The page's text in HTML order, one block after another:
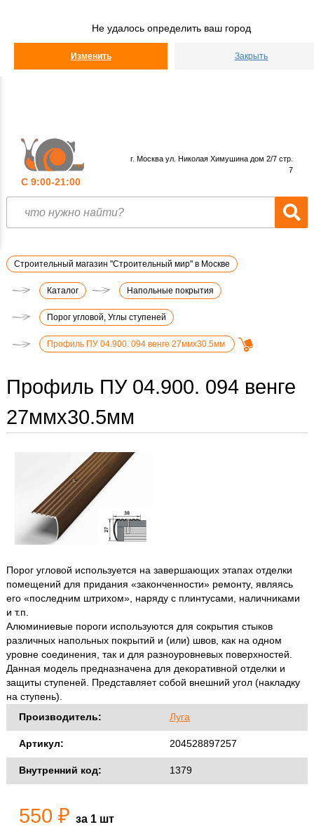
Не удалось определить ваш город
Изменить Закрыть
С 9:00-21:00
г. Москва ул. Николая Химушина дом 2/7 стр.
7
Строительный магазин "Строительный мир" в Москве
Каталог Напольные покрытия
Порог угловой, Углы ступеней
Профиль ПУ 04.900. 094 венге 27ммх30.5мм
Профиль ПУ 04.900. 094 венге
27ммх30.5мм
Порог угловой используется на завершающих этапах отделки
помещений для придания «законченности» ремонту, являясь
его «последним штрихом», наряду с плинтусами, наличниками
и т.п.
Алюминиевые пороги используются для сокрытия стыков
различных напольных покрытий и (или) швов, как на одном
уровне соединения, так и для разноуровневых поверхностей.
Данная модель предназначена для декоративной отделки и
защиты ступеней. Представляет собой внешний угол (накладку
на ступень).
Производитель:
Луга
Артикул: 204528897257
Внутренний код: 1379
550 ₽ за 1 шт